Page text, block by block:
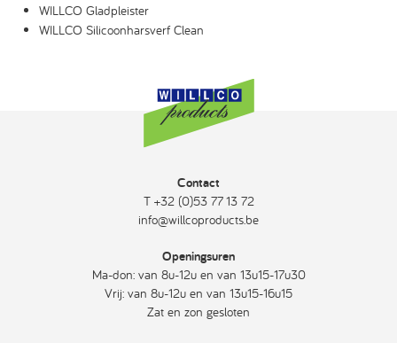
WILLCO Gladpleister
WILLCO Silicoonharsverf Clean
Contact
T +32 (0)53 77 13 72
info@willcoproducts.be
Openingsuren
Ma-don: van 8u-12u en van 13u15-17u30
Vrij: van 8u-12u en van 13u15-16u15
Zat en zon gesloten